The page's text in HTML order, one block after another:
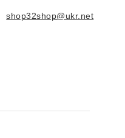
shop32shop@ukr.net